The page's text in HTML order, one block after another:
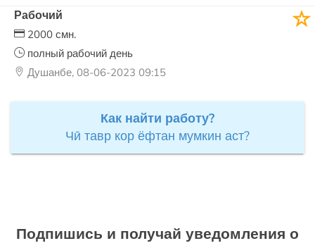
Рабочий
2000 смн.
полный рабочий день
Душанбе, 08-06-2023 09:15
Как найти работу?
Чӣ тавр кор ёфтан мумкин аст?
Подпишись и получай уведомления о